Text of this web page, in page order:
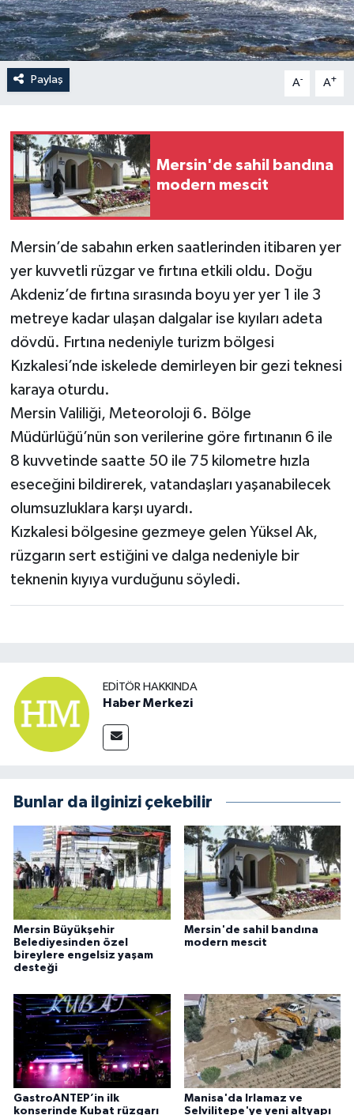
Paylaş A- A+
Mersin'de sahil bandına
modern mescit
Mersin’de sabahın erken saatlerinden itibaren yer
yer kuvvetli rüzgar ve fırtına etkili oldu. Doğu
Akdeniz’de fırtına sırasında boyu yer yer 1 ile 3
metreye kadar ulaşan dalgalar ise kıyıları adeta
dövdü. Fırtına nedeniyle turizm bölgesi
Kızkalesi’nde iskelede demirleyen bir gezi teknesi
karaya oturdu.
Mersin Valiliği, Meteoroloji 6. Bölge
Müdürlüğü’nün son verilerine göre fırtınanın 6 ile
8 kuvvetinde saatte 50 ile 75 kilometre hızla
eseceğini bildirerek, vatandaşları yaşanabilecek
olumsuzluklara karşı uyardı.
Kızkalesi bölgesine gezmeye gelen Yüksel Ak,
rüzgarın sert estiğini ve dalga nedeniyle bir
teknenin kıyıya vurduğunu söyledi.
EDITÖR HAKKINDA
Haber Merkezi
Bunlar da ilginizi çekebilir
Mersin Büyükşehir
Belediyesinden özel
bireylere engelsiz yaşam
desteği
Mersin'de sahil bandına
modern mescit
GastroANTEP’in ilk
konserinde Kubat rüzgarı
Manisa'da Irlamaz ve
Selvilitepe'ye yeni altyapı